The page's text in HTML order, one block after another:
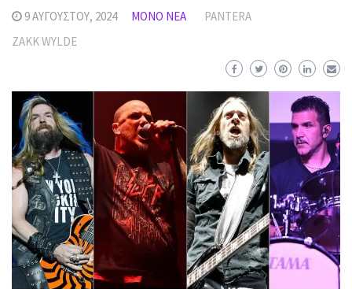
9 ΑΥΓΟΎΣΤΟΥ, 2024 MΌΝΟ ΝΈΑ
PANTERA
ZAKK WYLDE